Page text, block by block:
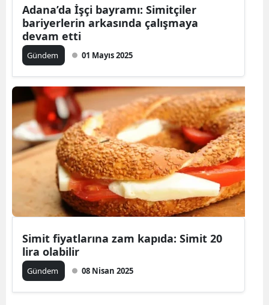
Adana’da İşçi bayramı: Simitçiler
bariyerlerin arkasında çalışmaya
devam etti
Gündem 01 Mayıs 2025
Simit fiyatlarına zam kapıda: Simit 20
lira olabilir
Gündem 08 Nisan 2025